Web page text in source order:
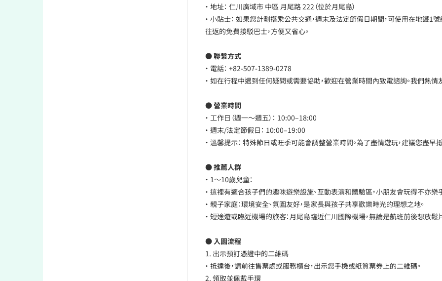
• 地址： 仁川廣域市 中區 月尾路 222（位於月尾島）
• 小貼士： 如果您計劃搭乘公共交通，週末及法定節假日期間，可使用在地鐵1號
往返的免費接駁巴士，方便又省心。
● 聯繫方式
• 電話： +82-507-1389-0278
• 如在行程中遇到任何疑問或需要協助，歡迎在營業時間內致電諮詢。我們熱情
● 營業時間
• 工作日（週一～週五）： 10:00–18:00
• 週末/法定節假日： 10:00–19:00
• 溫馨提示： 特殊節日或旺季可能會調整營業時間。為了盡情遊玩，建議您盡早
● 推薦人群
• 1～10歲兒童：
• 這裡有適合孩子們的趣味遊樂設施、互動表演和體驗區，小朋友會玩得不亦樂
• 親子家庭：環境安全、氛圍友好，是家長與孩子共享歡樂時光的理想之地。
• 短途遊或臨近機場的旅客：月尾島臨近仁川國際機場，無論是航班前後想放鬆
● 入園流程
1. 出示預訂憑證中的二維碼
• 抵達後，請前往售票處或服務櫃台，出示您手機或紙質票券上的二維碼。
2. 領取並佩戴手環